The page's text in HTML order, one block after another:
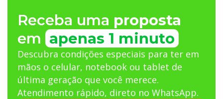
Receba uma proposta
em apenas 1 minuto
Descubra condições especiais para ter em
mãos o celular, notebook ou tablet de
última geração que você merece.
Atendimento rápido, direto no WhatsApp.